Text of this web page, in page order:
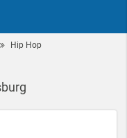
Hip Hop